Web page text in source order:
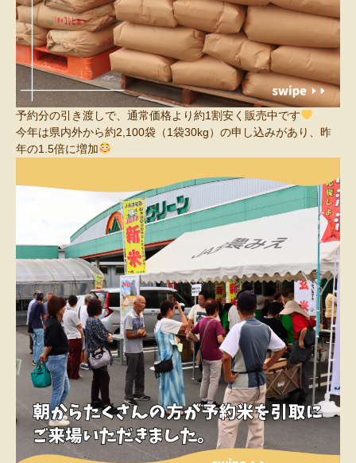
予約分の引き渡しで、通常価格より約1割安く販売中です
今年は県内外から約2,100袋（1袋30kg）の申し込みがあり、昨
年の1.5倍に増加